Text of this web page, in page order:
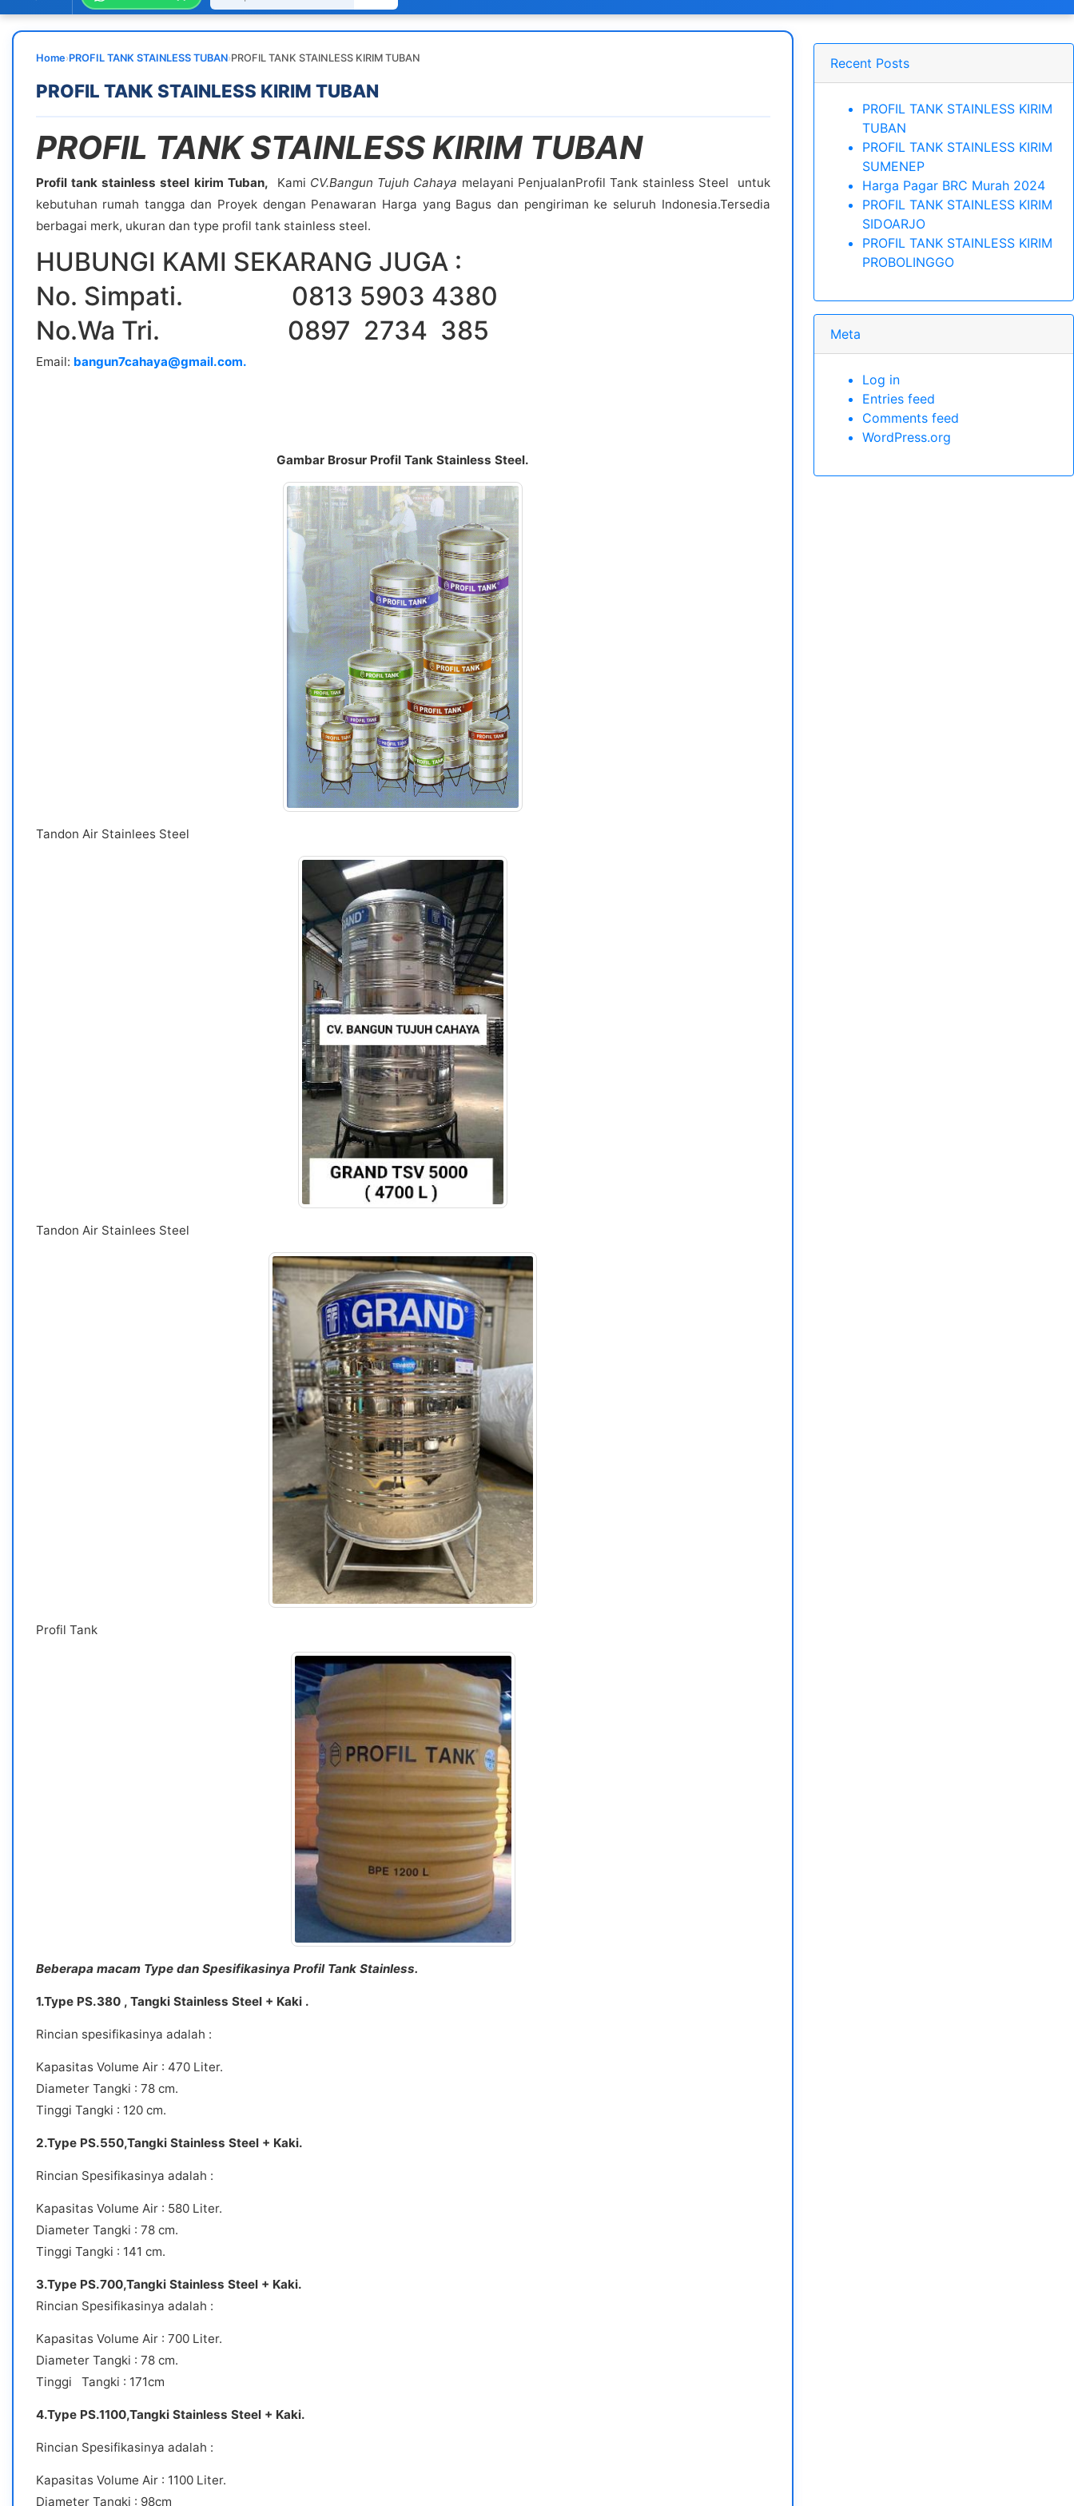
Home›PROFIL TANK STAINLESS TUBAN›PROFIL TANK STAINLESS KIRIM TUBAN
PROFIL TANK STAINLESS KIRIM TUBAN
PROFIL TANK STAINLESS KIRIM TUBAN
Profil tank stainless steel kirim Tuban, Kami CV.Bangun Tujuh Cahaya melayani PenjualanProfil Tank stainless Steel untuk
kebutuhan rumah tangga dan Proyek dengan Penawaran Harga yang Bagus dan pengiriman ke seluruh Indonesia.Tersedia
berbagai merk, ukuran dan type profil tank stainless steel.
HUBUNGI KAMI SEKARANG JUGA :
No. Simpati. 0813 5903 4380
No.Wa Tri. 0897 2734 385
Email: bangun7cahaya@gmail.com.
Gambar Brosur Profil Tank Stainless Steel.
Tandon Air Stainlees Steel
Tandon Air Stainlees Steel
Profil Tank
Beberapa macam Type dan Spesifikasinya Profil Tank Stainless.
1.Type PS.380 , Tangki Stainless Steel + Kaki .
Rincian spesifikasinya adalah :
Kapasitas Volume Air : 470 Liter.
Diameter Tangki : 78 cm.
Tinggi Tangki : 120 cm.
2.Type PS.550,Tangki Stainless Steel + Kaki.
Rincian Spesifikasinya adalah :
Kapasitas Volume Air : 580 Liter.
Diameter Tangki : 78 cm.
Tinggi Tangki : 141 cm.
3.Type PS.700,Tangki Stainless Steel + Kaki.
Rincian Spesifikasinya adalah :
Kapasitas Volume Air : 700 Liter.
Diameter Tangki : 78 cm.
Tinggi Tangki : 171cm
4.Type PS.1100,Tangki Stainless Steel + Kaki.
Rincian Spesifikasinya adalah :
Kapasitas Volume Air : 1100 Liter.
Diameter Tangki : 98cm
Recent Posts
PROFIL TANK STAINLESS KIRIM
TUBAN
PROFIL TANK STAINLESS KIRIM
SUMENEP
Harga Pagar BRC Murah 2024
PROFIL TANK STAINLESS KIRIM
SIDOARJO
PROFIL TANK STAINLESS KIRIM
PROBOLINGGO
Meta
Log in
Entries feed
Comments feed
WordPress.org